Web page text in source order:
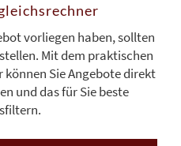
vorliegen haben, sollten
Mit dem praktischen
Sie Angebote direkt
und das für Sie beste